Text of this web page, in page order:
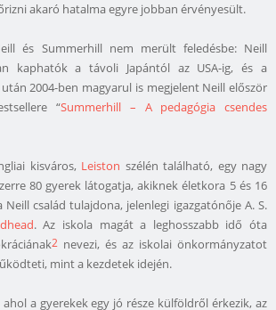
akaró hatalma egyre jobban érvényesült.
és Summerhill nem merült feledésbe: Neill
kaphatók a távoli Japántól az USA-ig, és a
2004-ben magyarul is megjelent Neill először
“Summerhill – A pedagógia csendes
kisváros, Leiston szélén található, egy nagy
80 gyerek látogatja, akiknek életkora 5 és 16
család tulajdona, jelenlegi igazgatónője A. S.
. Az iskola magát a leghosszabb idő óta
2 nevezi, és az iskolai önkormányzatot
mint a kezdetek idején.
a gyerekek egy jó része külföldről érkezik, az